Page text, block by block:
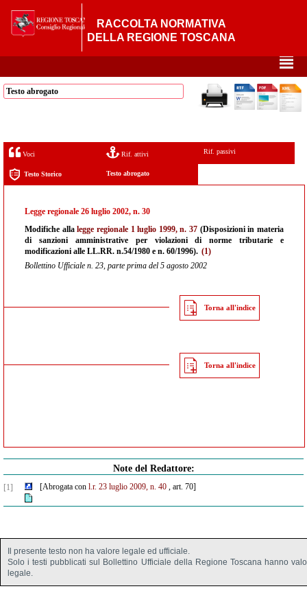
RACCOLTA NORMATIVA
DELLA REGIONE TOSCANA
²
Testo abrogato
Voci Rif. attivi Rif. passivi
Testo Storico Testo abrogato
Legge regionale 26 luglio 2002, n. 30
Modifiche allalegge regionale 1 luglio 1999, n. 37 (Disposizioni in materia
di sanzioni amministrative per violazioni di norme tributarie e
modificazioni alle LL.RR. n.54/1980 e n. 60/1996). (1)
Bollettino Ufficiale n. 23, parte prima del 5 agosto 2002
Torna all'indice
Torna all'indice
Note del Redattore:
[1] [Abrogata con l.r. 23 luglio 2009, n. 40, art. 70]
Il presente testo non ha valore legale ed ufficiale.
Solo i testi pubblicati sul Bollettino Ufficiale della Regione Toscana hanno
legale.